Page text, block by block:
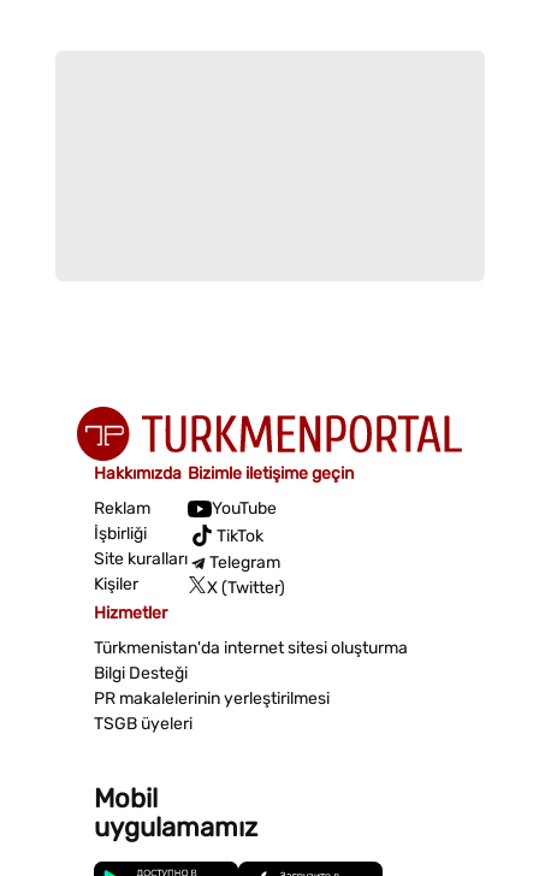
Hakkımızda
Reklam
İşbirliği
Site kuralları
Kişiler
Bizimle iletişime geçin
YouTube
TikTok
Telegram
X (Twitter)
Hizmetler
Türkmenistan'da internet sitesi oluşturma
Bilgi Desteği
PR makalelerinin yerleştirilmesi
TSGB üyeleri
Mobil
uygulamamız